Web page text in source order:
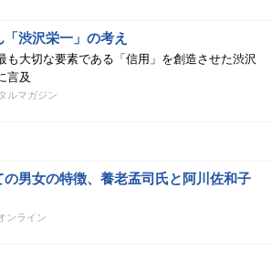
渋沢栄一」の考え
も大切な要素である「信用」を創造させた渋沢
言及
ルマガジン
男女の特徴、養老孟司氏と阿川佐和子
ンライン